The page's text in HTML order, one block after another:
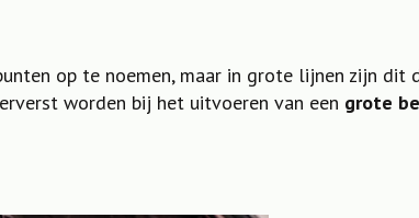
op te noemen, maar in grote lijnen zijn dit
worden bij het uitvoeren van een grote